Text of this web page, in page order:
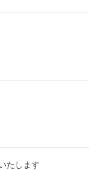
たします